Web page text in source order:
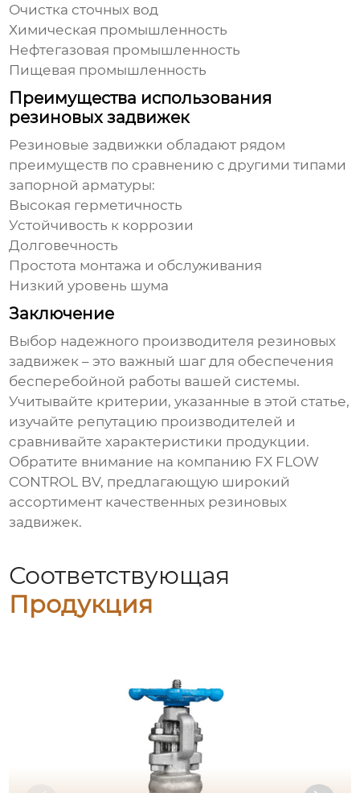
Очистка сточных вод
Химическая промышленность
Нефтегазовая промышленность
Пищевая промышленность
Преимущества использования
резиновых задвижек
Резиновые задвижки обладают рядом
преимуществ по сравнению с другими типами
запорной арматуры:
Высокая герметичность
Устойчивость к коррозии
Долговечность
Простота монтажа и обслуживания
Низкий уровень шума
Заключение
Выбор надежного производителя резиновых
задвижек – это важный шаг для обеспечения
бесперебойной работы вашей системы.
Учитывайте критерии, указанные в этой статье,
изучайте репутацию производителей и
сравнивайте характеристики продукции.
Обратите внимание на компанию FX FLOW
CONTROL BV, предлагающую широкий
ассортимент качественных резиновых
задвижек.
Соответствующая
Продукция